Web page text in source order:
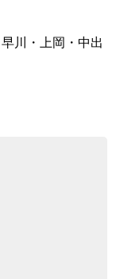
川・上岡・中出